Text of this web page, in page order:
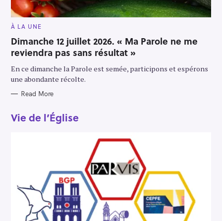
M
I
N
C
A
T
E
G
O
Y
À LA UNE
Dimanche 12 juillet 2026. « Ma Parole ne me
reviendra pas sans résultat »
En ce dimanche la Parole est semée, participons et espérons
une abondante récolte.
Read More
Vie de l’Église